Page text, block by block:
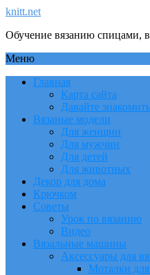
knitt.net
Обучение вязанию спицами,
Меню
Главная
Карта сайта
Давайте
Вязаные модели
Для женщин
Для мужчин
Для детей
Для животных
Декор для дома
Крючком
Советы
Урок по вязанию
Видео
Вязальные машины
Аксессуары для
Моталки